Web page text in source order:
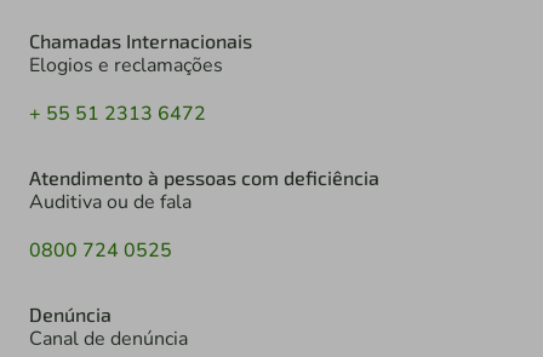
Chamadas Internacionais
Elogios e reclamações
+ 55 51 2313 6472
Atendimento à pessoas com deficiência
Auditiva ou de fala
0800 724 0525
Denúncia
Canal de denúncia